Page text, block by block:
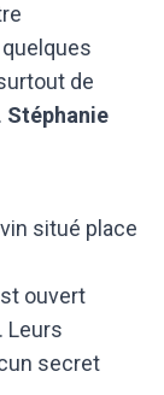
de
Stéphanie
situé place
ouvert
Leurs
secret